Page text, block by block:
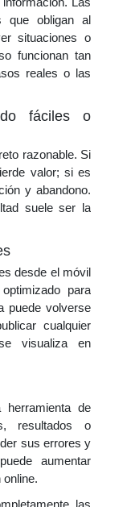
que obligan al
situaciones o
funcionan tan
reales o las
fáciles o
razonable. Si
valor; si es
y abandono.
suele ser la
desde el móvil
para
puede volverse
cualquier
visualiza en
herramienta de
resultados o
sus errores y
aumentar